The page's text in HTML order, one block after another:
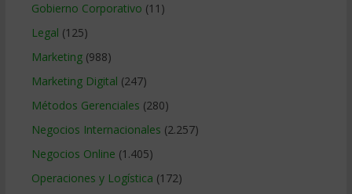
Gobierno Corporativo (11)
Legal (125)
Marketing(988)
Marketing Digital (247)
Métodos Gerenciales (280)
Negocios Internacionales (2.257)
Negocios Online (1.405)
Operaciones y Logística (172)